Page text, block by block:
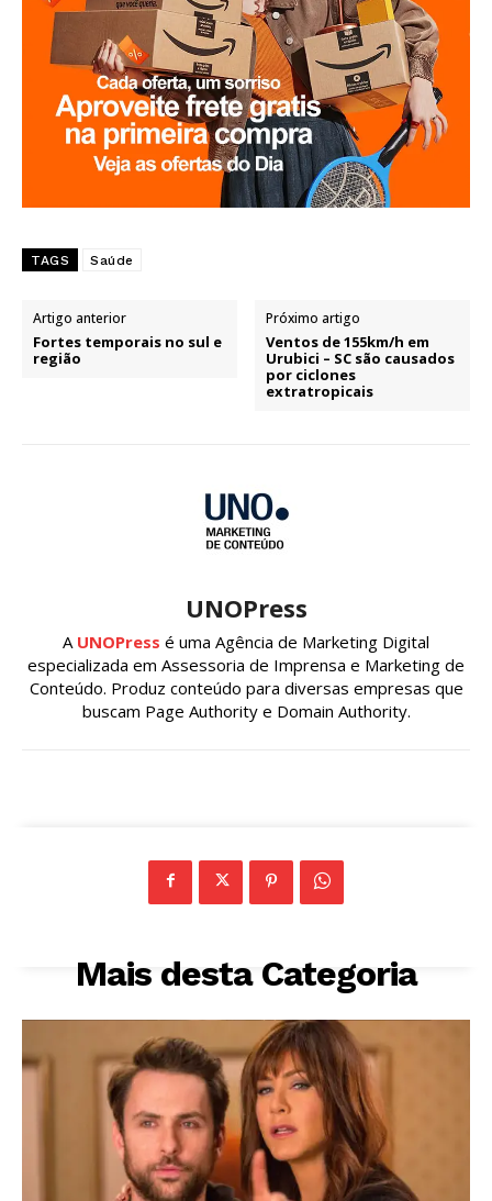
TAGS Saúde
Artigo anterior
Fortes temporais no sul e
região
Próximo artigo
Ventos de 155km/h em
Urubici – SC são causados
por ciclones
extratropicais
UNOPress
A UNOPress é uma Agência de Marketing Digital
especializada em Assessoria de Imprensa e Marketing de
Conteúdo. Produz conteúdo para diversas empresas que
buscam Page Authority e Domain Authority.
Mais desta Categoria